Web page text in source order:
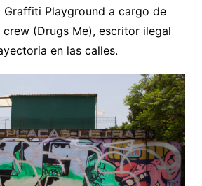
Graffiti Playground a cargo de
crew (Drugs Me), escritor ilegal
en las calles.